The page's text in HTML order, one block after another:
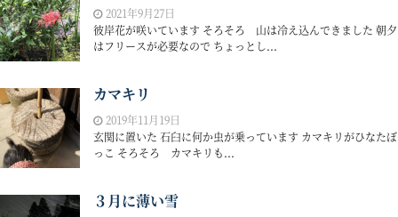
2021年9月27日
彼岸花が咲いています そろそろ 山は冷え込んできました 朝夕
はフリースが必要なので ちょっとし...
カマキリ
2019年11月19日
玄関に置いた 石臼に何か虫が乗っています カマキリがひなたぼ
っこ そろそろ カマキリも...
３月に薄い雪